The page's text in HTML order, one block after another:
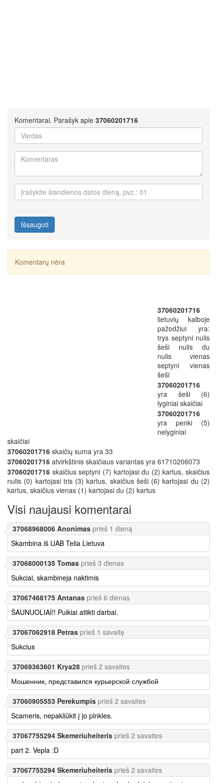
Komentarai. Parašyk apie 37060201716
Išsaugoti
Komentarų nėra
37060201716
lietuvių kalboje
pažodžiui yra:
trys septyni nulis
šeši nulis du
nulis vienas
septyni vienas
šeši
37060201716
yra šeši (6)
lyginiai skaičiai
37060201716
yra penki (5)
nelyginiai
skaičiai
37060201716 skaičių suma yra 33
37060201716 atvirkštinis skaičiaus variantas yra 61710206073
37060201716 skaičius septyni (7) kartojasi du (2) kartus, skaičius
nulis (0) kartojasi tris (3) kartus, skaičius šeši (6) kartojasi du (2)
kartus, skaičius vienas (1) kartojasi du (2) kartus
Visi naujausi komentarai
37068968006 Anonimas prieš 1 dieną
Skambina iš UAB Telia Lietuva
37068000135 Tomas prieš 3 dienas
Sukciai, skambineja naktimis
37067468175 Antanas prieš 6 dienas
ŠAUNUOLIAI!! Puikiai atlikti darbai.
37067062918 Petras prieš 1 savaitę
Sukcius
37069363601 Krya28 prieš 2 savaites
Мошенник, представился курьерской службой
37060905553 Perekumpis prieš 2 savaites
Scameris, nepakliūkit į jo pinkles.
37067755294 Skemeriuheiteris prieš 2 savaites
part 2. Vepla :D
37067755294 Skemeriuheiteris prieš 2 savaites